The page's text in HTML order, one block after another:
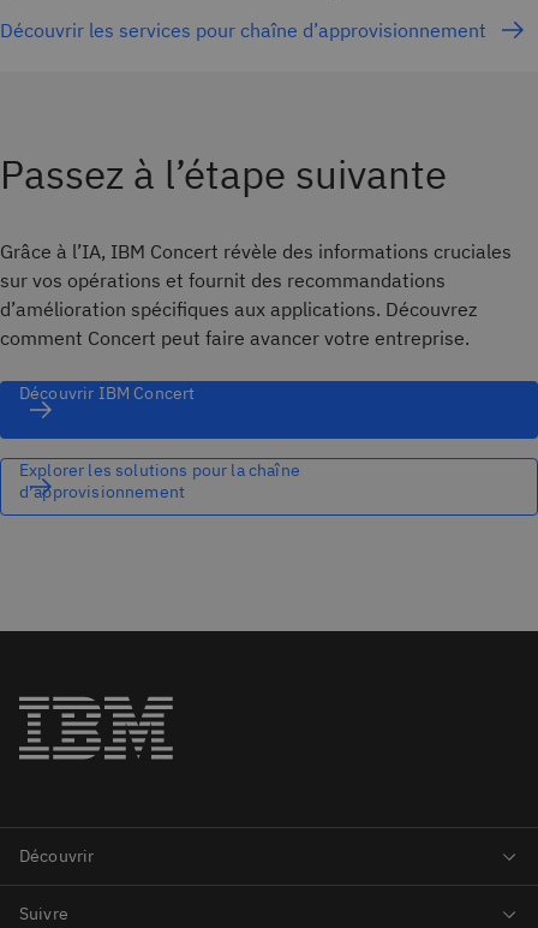
Découvrir les services pour chaîne d’approvisionnement
Passez à l’étape suivante
Grâce à l’IA, IBM Concert révèle des informations cruciales
sur vos opérations et fournit des recommandations
d’amélioration spécifiques aux applications. Découvrez
comment Concert peut faire avancer votre entreprise.
Découvrir IBM Concert
Explorer les solutions pour la chaîne
d’approvisionnement